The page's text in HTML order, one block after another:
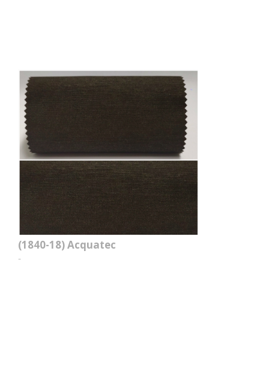
(1840-18)Acquatec
-